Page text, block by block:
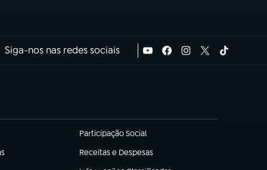
Siga-nos nas redes sociais
Participação Social
(abre em nova aba)
Receitas e Despesas
(abre em nova aba)